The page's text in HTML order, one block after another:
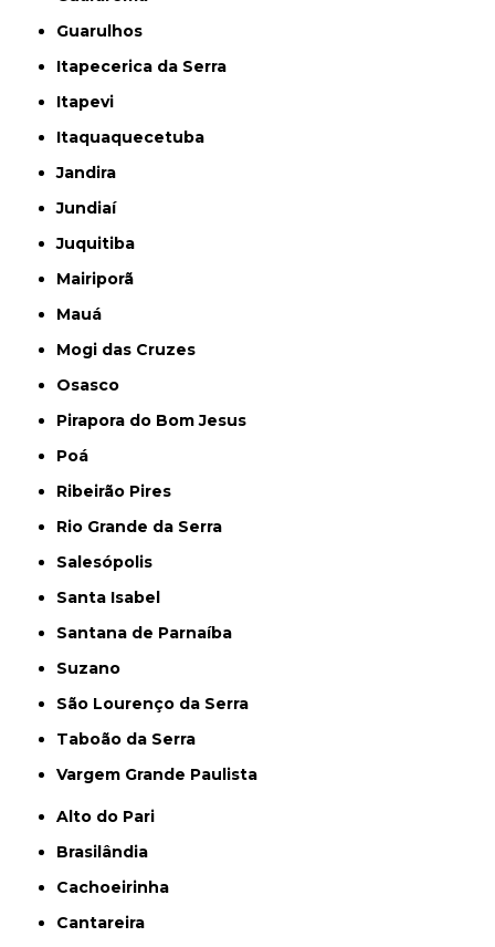
Guarulhos
Itapecerica da Serra
Itapevi
Itaquaquecetuba
Jandira
Jundiaí
Juquitiba
Mairiporã
Mauá
Mogi das Cruzes
Osasco
Pirapora do Bom Jesus
Poá
Ribeirão Pires
Rio Grande da Serra
Salesópolis
Santa Isabel
Santana de Parnaíba
Suzano
São Lourenço da Serra
Taboão da Serra
Vargem Grande Paulista
Alto do Pari
Brasilândia
Cachoeirinha
Cantareira